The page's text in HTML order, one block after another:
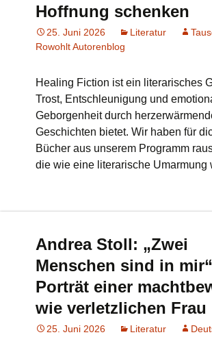
Hoffnung schenken
25. Juni 2026 Literatur
Rowohlt Autorenblog
Healing Fiction ist ein literarisches
Trost, Entschleunigung und
Geborgenheit durch
Geschichten bietet. Wir haben für
Bücher aus unserem Programm
die wie eine literarische Umarmung
Andrea Stoll: „Zwei
Menschen sind in
Porträt einer
wie verletzlichen Frau
25. Juni 2026 Literatur